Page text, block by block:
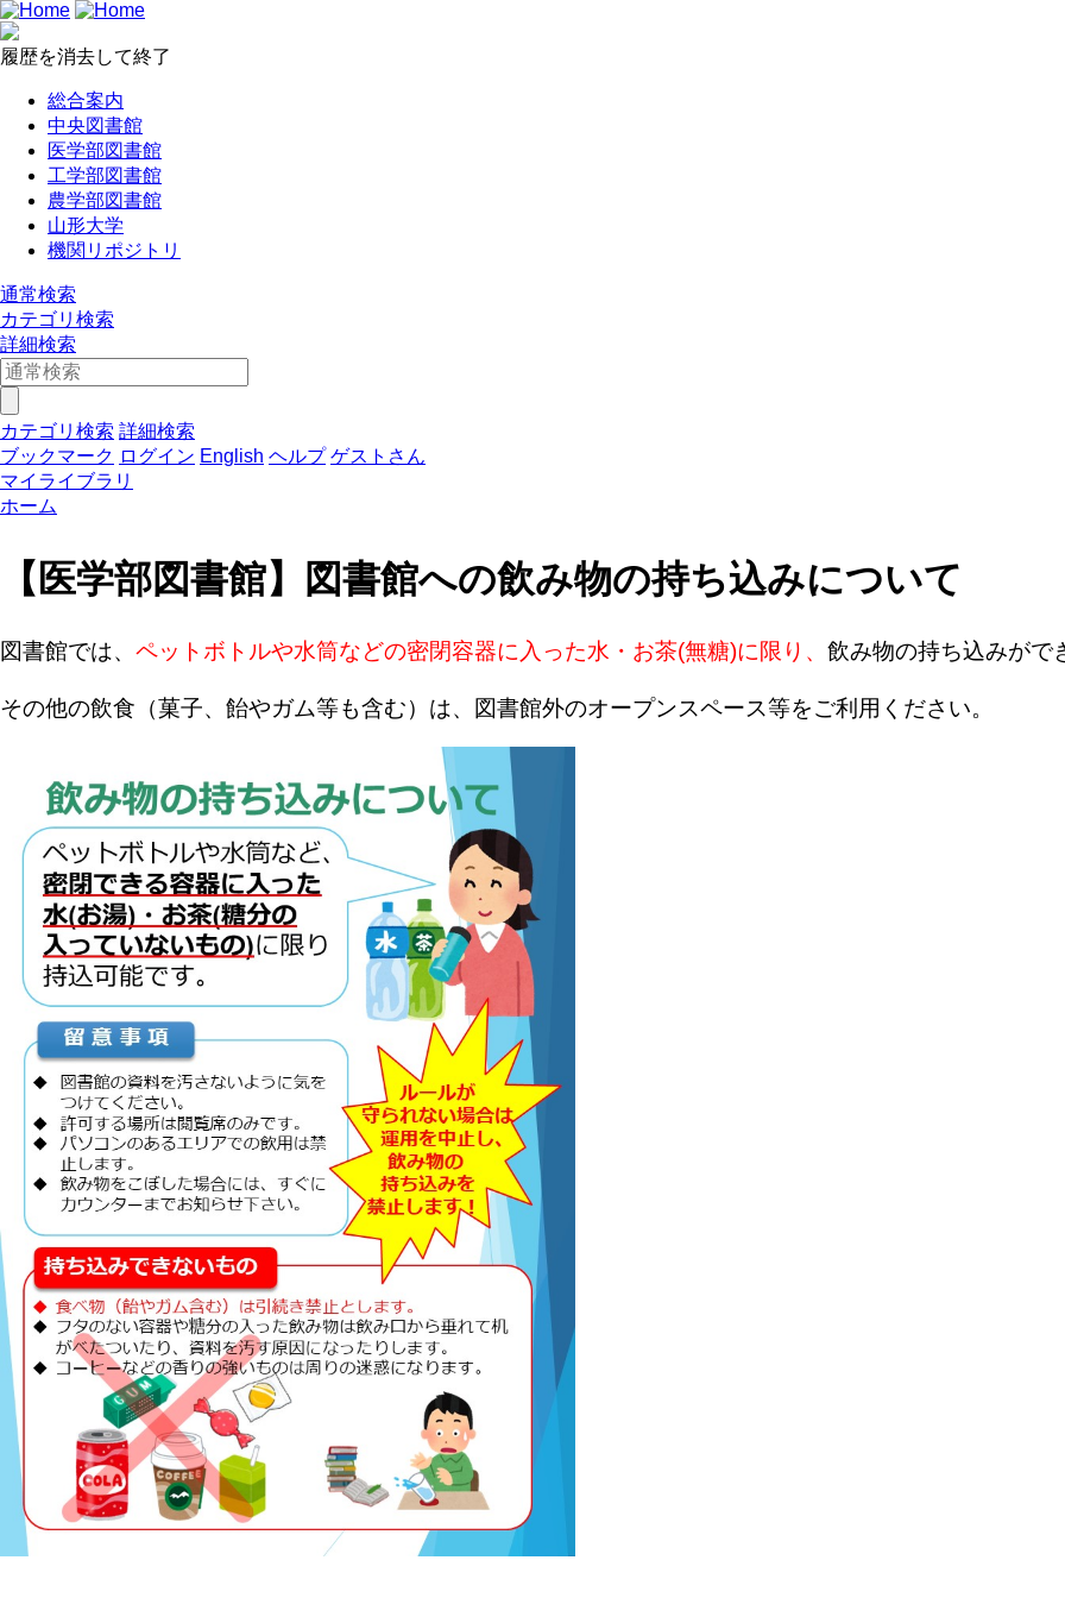
履歴を消去して終了
総合案内
中央図書館
医学部図書館
工学部図書館
農学部図書館
山形大学
機関リポジトリ
通常検索
カテゴリ検索
詳細検索
カテゴリ検索 詳細検索
ブックマーク ログイン English ヘルプ ゲストさん
マイライブラリ
ホーム
【医学部図書館】図書館への飲み物の持ち込みについて
図書館では、 ペットボトルや水筒などの密閉容器に入った水・お茶(無糖)に限り、 飲み物の持ち込みがで
その他の飲食（菓子、飴やガム等も含む）は、図書館外のオープンスペース等をご利用ください。